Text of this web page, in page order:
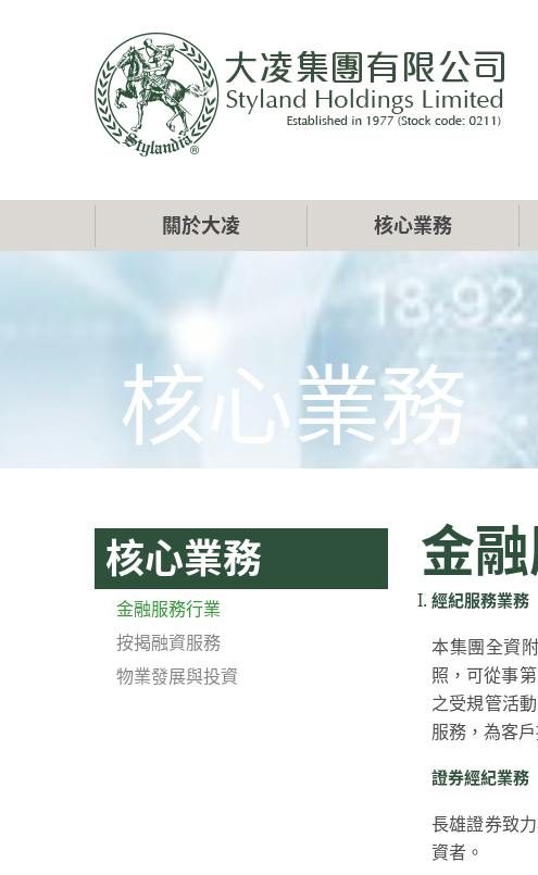
Main
navigation
關於大凌 核心業務
核心業務
核心業務
金融服務行業
按揭融資服務
物業發展與投資
金
經紀服務業務
本集團全資
照，可從事
之受規管活
服務，為客
證券經紀業務
長雄證券致
資者。